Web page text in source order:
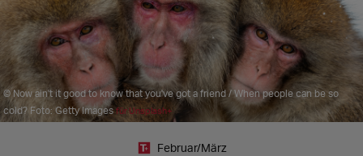
© Now ain't it good to know that you've got a friend / When people can be so
cold? Foto: Getty Imagesfür Unsplash+
Februar/März